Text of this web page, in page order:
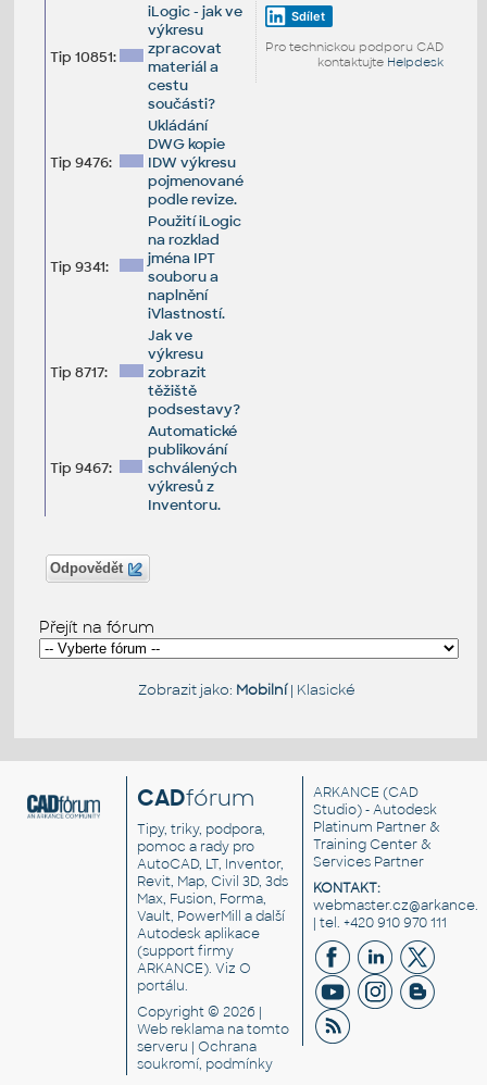
Sdílet
Pro technickou podporu CAD
kontaktujte Helpdesk
Tip 10851:
iLogic - jak ve
výkresu
zpracovat
materiál a
cestu
součásti?
Tip 9476:
Ukládání
DWG kopie
IDW výkresu
pojmenované
podle revize.
Tip 9341:
Použití iLogic
na rozklad
jména IPT
souboru a
naplnění
iVlastností.
Tip 8717:
Jak ve
výkresu
zobrazit
těžiště
podsestavy?
Tip 9467:
Automatické
publikování
schválených
výkresů z
Inventoru.
Odpovědět
Přejít na fórum
Zobrazit jako: Mobilní| Klasické
CADfórum
Tipy, triky, podpora,
pomoc a rady pro
AutoCAD, LT, Inventor,
Revit, Map, Civil 3D, 3ds
Max, Fusion, Forma,
Vault, PowerMill a další
Autodesk aplikace
(support firmy
ARKANCE). VizO
portálu.
Copyright © 2026 |
Web reklama na tomto
serveru |Ochrana
soukromí, podmínky
ARKANCE (CAD
Studio) - Autodesk
Platinum Partner &
Training Center &
Services Partner
KONTAKT:
| tel. +420 910 970 111